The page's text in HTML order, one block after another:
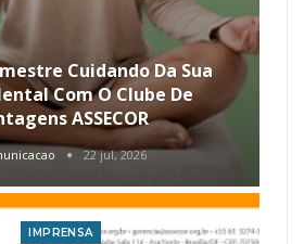
Cuidando Da Sua
Com O Clube De
ASSECOR
22 jul, 2026
IMPRENSA